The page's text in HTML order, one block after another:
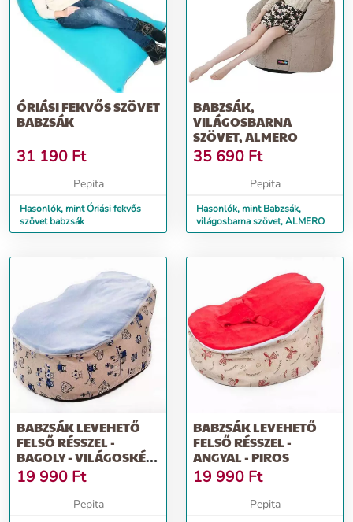
ÓRIÁSI FEKVŐS SZÖVET
BABZSÁK
31 190 Ft
Pepita
Hasonlók, mint Óriási fekvős
szövet babzsák
BABZSÁK,
VILÁGOSBARNA
SZÖVET, ALMERO
35 690 Ft
Pepita
Hasonlók, mint Babzsák,
világosbarna szövet, ALMERO
BABZSÁK LEVEHETŐ
FELSŐ RÉSSZEL -
BAGOLY - VILÁGOSKÉK-
BÉZS
19 990 Ft
Pepita
BABZSÁK LEVEHETŐ
FELSŐ RÉSSZEL -
ANGYAL - PIROS
19 990 Ft
Pepita